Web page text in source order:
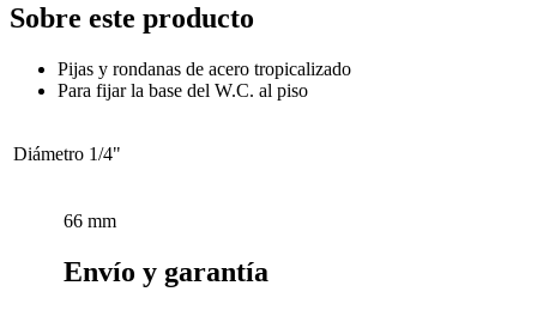
Sobre este producto
Pijas y rondanas de acero tropicalizado
Para fijar la base del W.C. al piso
Diámetro 1/4"
66 mm
Envío y garantía